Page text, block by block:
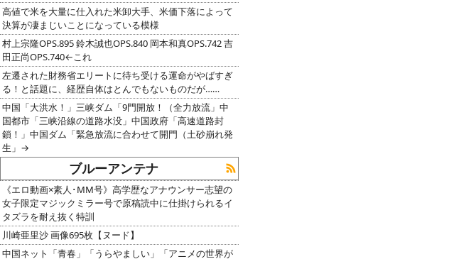
高値で米を大量に仕入れた米卸大手、米価下落によって
決算が凄まじいことになっている模様
村上宗隆OPS.895 鈴木誠也OPS.840 岡本和真OPS.742 吉
田正尚OPS.740←これ
左遷された財務省エリートに待ち受ける運命がやばすぎ
る！と話題に、経歴自体はとんでもないものだが……
中国「大洪水！」三峡ダム「9門開放！（全力放流」中
国都市「三峡沿線の道路水没」中国政府「高速道路封
鎖！」中国ダム「緊急放流に合わせて開門（土砂崩れ発
生」→
ブルーアンテナ
《エロ動画×素人･MM号》高学歴なアナウンサー志望の
女子限定マジックミラー号で原稿読中に仕掛けられるイ
タズラを耐え抜く特訓
川崎亜里沙 画像695枚【ヌード】
中国ネット「青春」「うらやましい」「アニメの世界が